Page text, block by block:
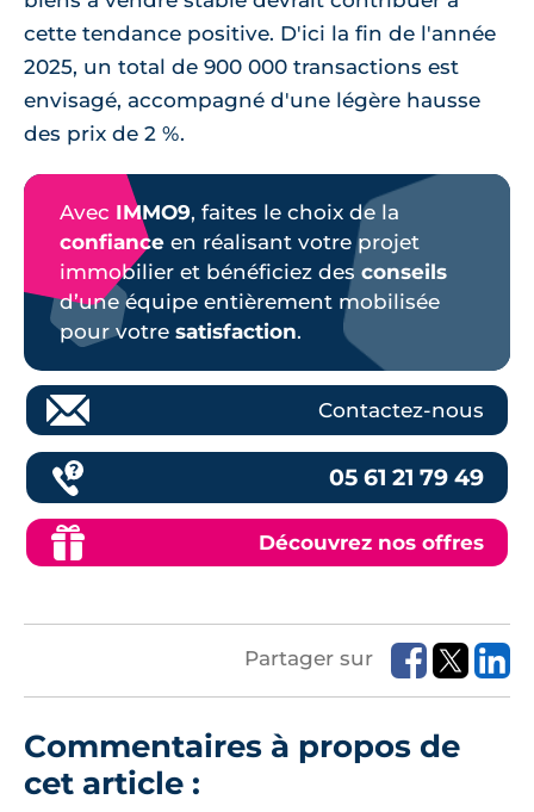
cette tendance positive. D'ici la fin de l'année
2025, un total de 900 000 transactions est
envisagé, accompagné d'une légère hausse
des prix de 2 %.
Avec IMMO9, faites le choix de la
confiance en réalisant votre projet
immobilier et bénéficiez des conseils
d’une équipe entièrement mobilisée
pour votre satisfaction.
Contactez-nous
05 61 21 79 49
Découvrez nos offres
Partager sur
Commentaires à propos de
cet article :